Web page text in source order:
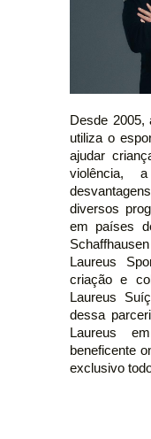
Desde 2005,
utiliza o
ajudar
violência,
diversos
em países
Laureus
criação e
Laureus
dessa
Laureus
beneficente
exclusivo